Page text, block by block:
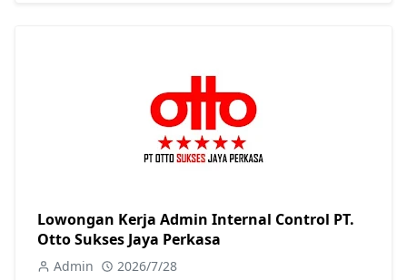
Lowongan Kerja Admin Internal Control PT.
Otto Sukses Jaya Perkasa
Admin 2026/7/28